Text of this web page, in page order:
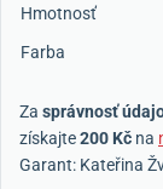
Hmotnosť
Farba
Za správnosť
získajte200 Kč na
Garant: Kateřina